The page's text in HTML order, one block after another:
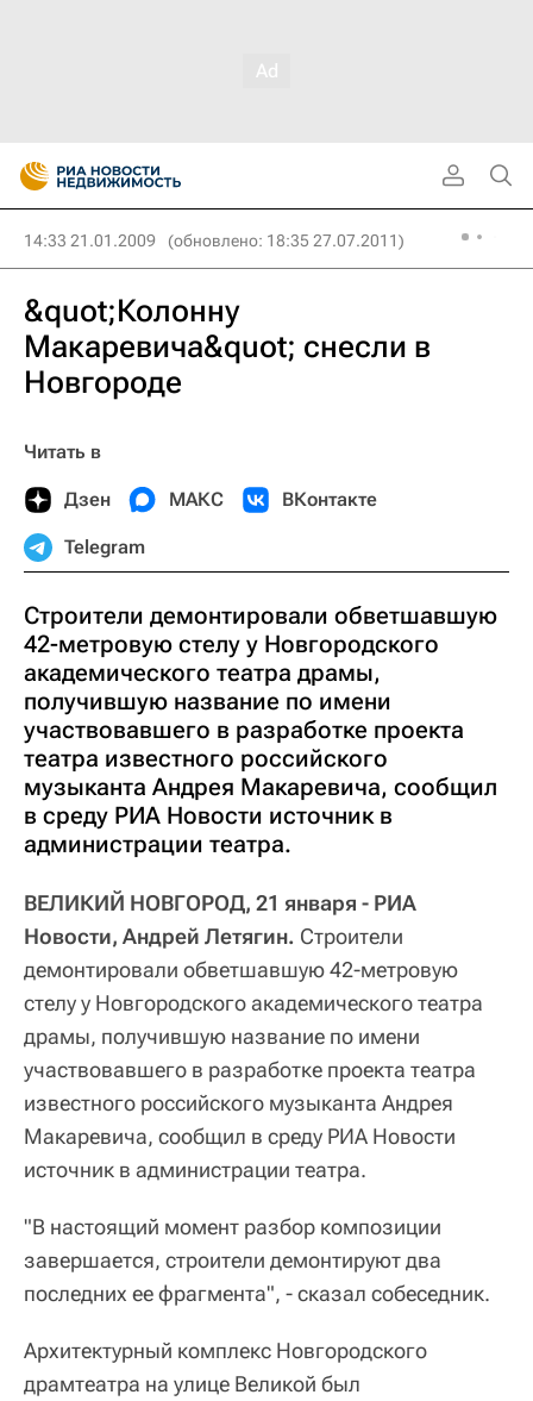
14:33 21.01.2009 (обновлено: 18:35 27.07.2011)
&quot;Колонну
Макаревича&quot; снесли в
Новгороде
Читать в
Дзен МАКС ВКонтакте
Telegram
Строители демонтировали обветшавшую
42-метровую стелу у Новгородского
академического театра драмы,
получившую название по имени
участвовавшего в разработке проекта
театра известного российского
музыканта Андрея Макаревича, сообщил
в среду РИА Новости источник в
администрации театра.
ВЕЛИКИЙ НОВГОРОД, 21 января - РИА
Новости, Андрей Летягин. Строители
демонтировали обветшавшую 42-метровую
стелу у Новгородского академического театра
драмы, получившую название по имени
участвовавшего в разработке проекта театра
известного российского музыканта Андрея
Макаревича, сообщил в среду РИА Новости
источник в администрации театра.
"В настоящий момент разбор композиции
завершается, строители демонтируют два
последних ее фрагмента", - сказал собеседник.
Архитектурный комплекс Новгородского
драмтеатра на улице Великой был